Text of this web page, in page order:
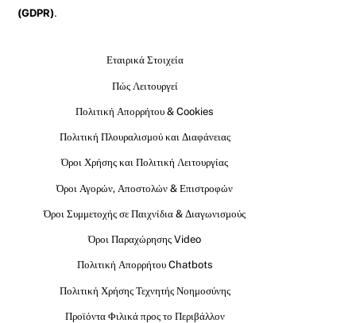
(GDPR).
Εταιρικά Στοιχεία
Πώς Λειτουργεί
Πολιτική Απορρήτου & Cookies
Πολιτική Πλουραλισμού και Διαφάνειας
Όροι Χρήσης και Πολιτική Λειτουργίας
Όροι Αγορών, Αποστολών & Επιστροφών
Όροι Συμμετοχής σε Παιχνίδια & Διαγωνισμούς
Όροι Παραχώρησης Video
Πολιτική Απορρήτου Chatbots
Πολιτική Χρήσης Τεχνητής Νοημοσύνης
Προϊόντα Φιλικά προς το Περιβάλλον